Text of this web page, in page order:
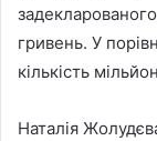
гривень. У
кількість
Наталія